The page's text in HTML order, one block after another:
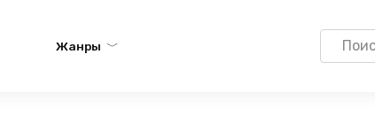
Жанры
Search
for: